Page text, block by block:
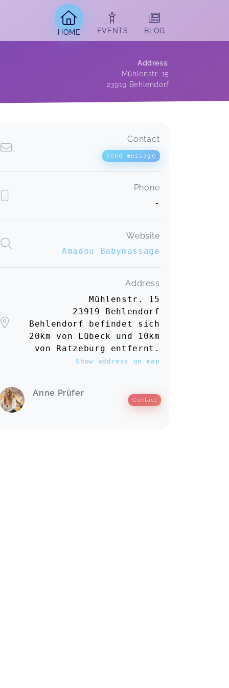
HOME
EVENTS BLOG
Address:
Mühlenstr. 15
23919 Behlendorf
Contact
Send message
Phone
-
Website
Amadou Babymassage
Address
Mühlenstr. 15
23919 Behlendorf
Behlendorf befindet sich
20km von Lübeck und 10km
von Ratzeburg entfernt.
Show address on map
Anne Prüfer
Contact